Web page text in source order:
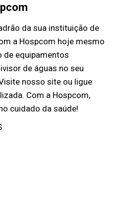
da sua instituição de
a Hospcom hoje mesmo
de equipamentos
de águas no seu
nosso site ou ligue
Com a Hospcom,
cuidado da saúde!